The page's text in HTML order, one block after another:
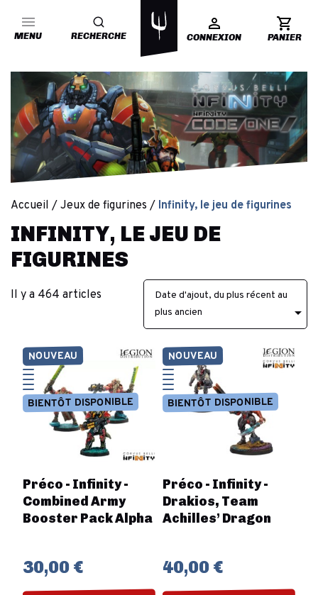
MENU RECHERCHE CONNEXION PANIER
Accueil Jeux de figurines Infinity, le jeu de figurines
INFINITY, LE JEU DE
FIGURINES
Il y a 464 articles
Date d'ajout, du plus récent au
plus ancien

Préco - Infinity -
Combined Army
Booster Pack Alpha
30,00 €
NOUVEAU
BIENTÔT DISPONIBLE
Préco - Infinity -
Drakios, Team
Achilles’ Dragon
40,00 €
NOUVEAU
BIENTÔT DISPONIBLE